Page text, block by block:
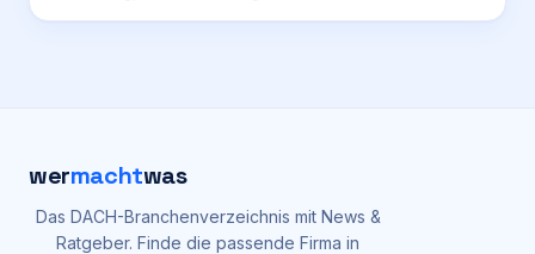
wermachtwas
Das DACH-Branchenverzeichnis mit News &
Ratgeber. Finde die passende Firma in